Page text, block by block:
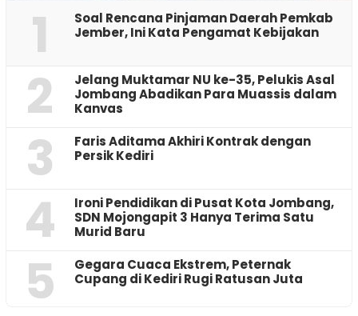
1
‎Soal Rencana Pinjaman Daerah Pemkab
Jember, Ini Kata Pengamat Kebijakan ‎
2
Jelang Muktamar NU ke-35, Pelukis Asal
Jombang Abadikan Para Muassis dalam
Kanvas
3
Faris Aditama Akhiri Kontrak dengan
Persik Kediri
4
Ironi Pendidikan di Pusat Kota Jombang,
SDN Mojongapit 3 Hanya Terima Satu
Murid Baru
5
‎Gegara Cuaca Ekstrem, Peternak
Cupang di Kediri Rugi Ratusan Juta